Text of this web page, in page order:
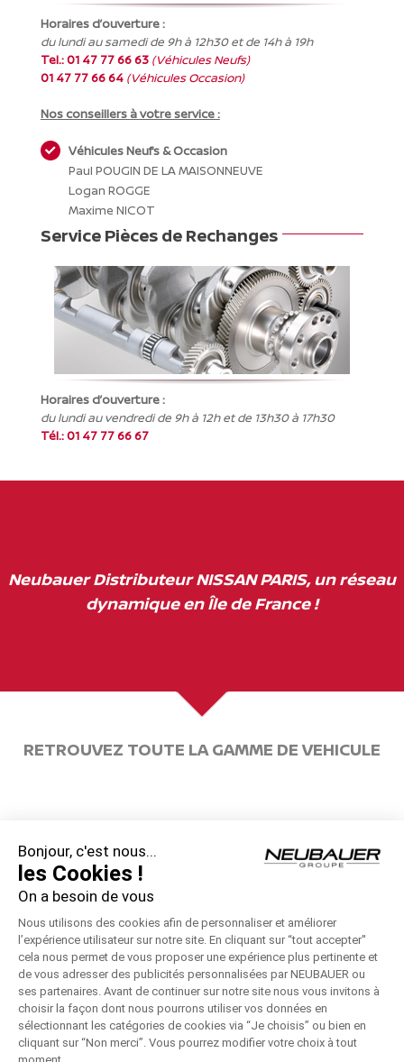
Horaires d’ouverture :
du lundi au samedi de 9h à 12h30 et de 14h à 19h
Tel.:01 47 77 66 63 (Véhicules Neufs)
01 47 77 66 64 (Véhicules Occasion)
Nos conseillers à votre service :
Véhicules Neufs & Occasion
Paul POUGIN DE LA MAISONNEUVE
Logan ROGGE
Maxime NICOT
Service Pièces de Rechanges
Horaires d’ouverture :
du lundi au vendredi de 9h à 12h et de 13h30 à 17h30
Tél.: 01 47 77 66 67
Neubauer Distributeur NISSAN PARIS, un réseau
dynamique en Île de France !
RETROUVEZ TOUTE LA GAMME DE VEHICULE
Particuliers
Bonjour, c'est nous...
les Cookies !
On a besoin de vous
Nous utilisons des cookies afin de personnaliser et améliorer
l’expérience utilisateur sur notre site. En cliquant sur “tout accepter''
cela nous permet de vous proposer une expérience plus pertinente et
de vous adresser des publicités personnalisées par NEUBAUER ou
ses partenaires. Avant de continuer sur notre site nous vous invitons à
choisir la façon dont nous pourrons utiliser vos données en
sélectionnant les catégories de cookies via “Je choisis” ou bien en
cliquant sur “Non merci”. Vous pourrez modifier votre choix à tout